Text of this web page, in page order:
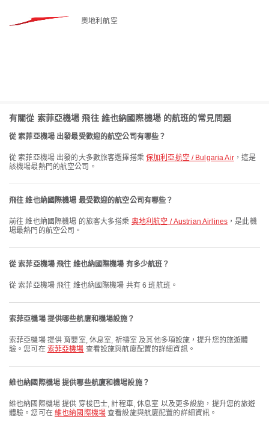
奧地利航空
有關從 索菲亞機場 飛往 維也納國際機場 的航班的常見問題
從 索菲亞機場 出發最受歡迎的航空公司有哪些？
從 索菲亞機場 出發的大多數旅客選擇搭乘 保加利亞航空 / Bulgaria Air，這是
該機場最熱門的航空公司。
飛往 維也納國際機場 最受歡迎的航空公司有哪些？
前往 維也納國際機場 的旅客大多搭乘 奧地利航空 / Austrian Airlines ，是此機
場最熱門的航空公司。
從 索菲亞機場 飛往 維也納國際機場 有多少航班？
從 索菲亞機場 飛往 維也納國際機場 共有 6 班航班。
索菲亞機場 提供哪些航廈和機場設施？
索菲亞機場 提供 育嬰室, 休息室, 祈禱室 及其他多項設施，提升您的旅遊體
驗。您可在 索菲亞機場 查看設施與航廈配置的詳細資訊。
維也納國際機場 提供哪些航廈和機場設施？
維也納國際機場 提供 穿梭巴士, 計程車, 休息室 以及更多設施，提升您的旅遊
體驗。您可在 維也納國際機場查看設施與航廈配置的詳細資訊。